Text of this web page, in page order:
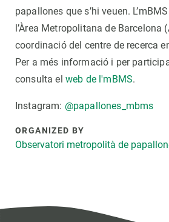
papallones que s’hi veuen.
l’Àrea Metropolitana de Barcelona
coordinació del centre de recerca
Per a més informació i per
consulta el web de l'mBMS.
Instagram: @papallones_mbms
ORGANIZED BY
Observatori metropolità de